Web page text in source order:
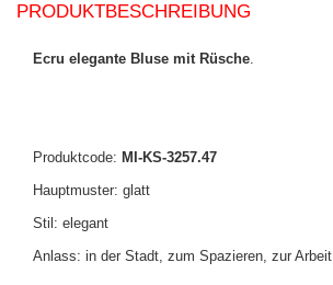
PRODUKTBESCHREIBUNG
Ecru elegante Bluse mit Rüsche.
Produktcode: MI-KS-3257.47
Hauptmuster: glatt
Stil: elegant
Anlass: in der Stadt, zum Spazieren, zur Arbeit